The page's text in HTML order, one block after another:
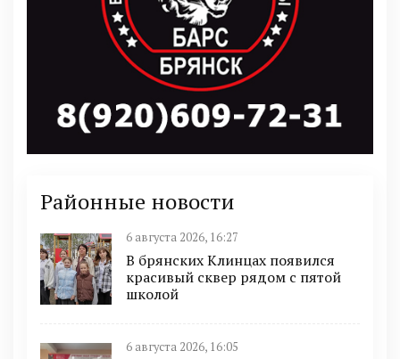
Районные новости
6 августа 2026, 16:27
В брянских Клинцах появился
красивый сквер рядом с пятой
школой
6 августа 2026, 16:05